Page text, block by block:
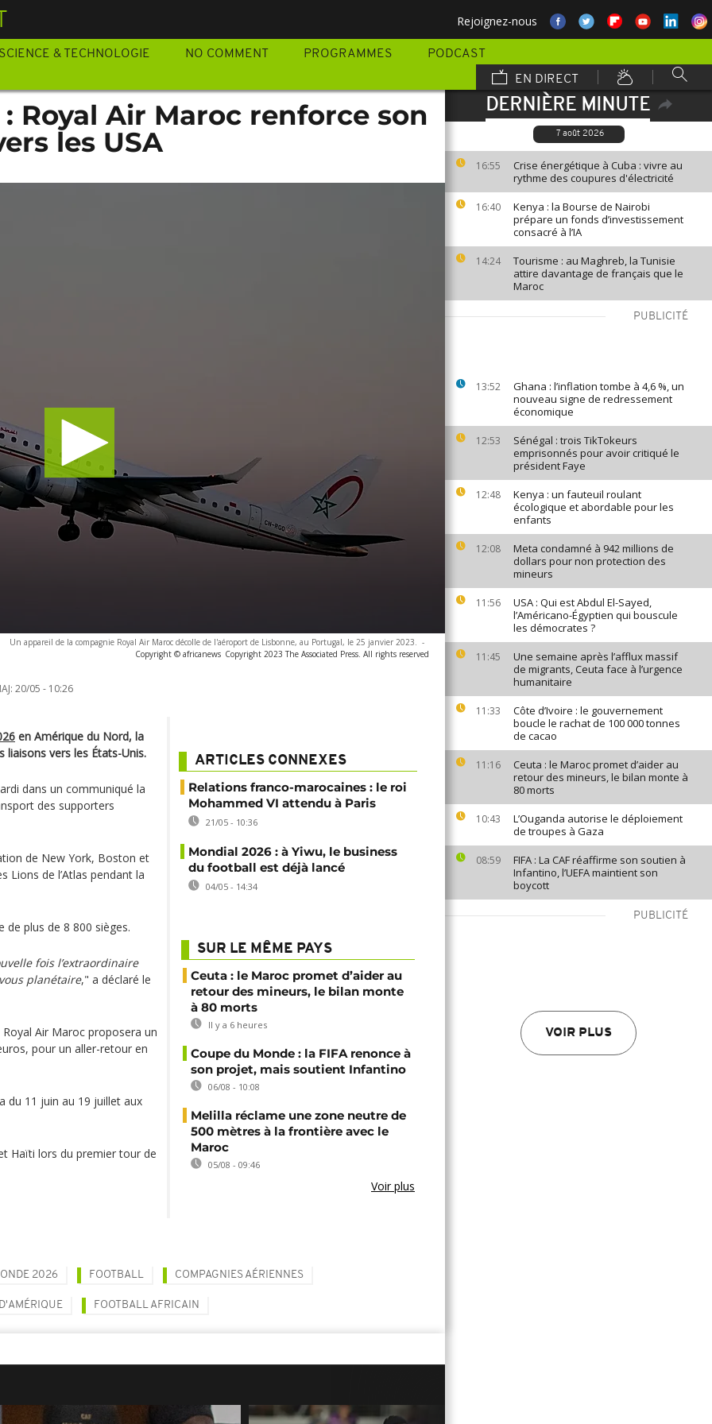
Rejoignez-nous
SCIENCE & TECHNOLOGIE NO COMMENT PROGRAMMES
PODCAST
EN DIRECT
DERNIÈRE MINUTE
7 août 2026
16:55
Crise énergétique à Cuba : vivre au
rythme des coupures d'électricité
16:40
Kenya : la Bourse de Nairobi
prépare un fonds d’investissement
consacré à l’IA
14:24
Tourisme : au Maghreb, la Tunisie
attire davantage de français que le
Maroc
PUBLICITÉ
13:52
Ghana : l’inflation tombe à 4,6 %, un
nouveau signe de redressement
économique
12:53
Sénégal : trois TikTokeurs
emprisonnés pour avoir critiqué le
président Faye
12:48
Kenya : un fauteuil roulant
écologique et abordable pour les
enfants
12:08
Meta condamné à 942 millions de
dollars pour non protection des
mineurs
11:56
USA : Qui est Abdul El-Sayed,
l’Américano-Égyptien qui bouscule
les démocrates ?
11:45
Une semaine après l’afflux massif
de migrants, Ceuta face à l’urgence
humanitaire
11:33
Côte d’Ivoire : le gouvernement
boucle le rachat de 100 000 tonnes
de cacao
11:16
Ceuta : le Maroc promet d’aider au
retour des mineurs, le bilan monte à
80 morts
10:43
L’Ouganda autorise le déploiement
de troupes à Gaza
08:59
FIFA : La CAF réaffirme son soutien à
Infantino, l’UEFA maintient son
boycott
PUBLICITÉ
VOIR PLUS
Royal Air Maroc renforce son
les USA
Un appareil de la compagnie Royal Air Maroc décolle de l'aéroport de Lisbonne, au Portugal, le 25 janvier 2023. -
Copyright © africanews Copyright 2023 The Associated Press. All rights reserved
20/05 - 10:26
en Amérique du Nord, la
liaisons vers les États-Unis.
dans un communiqué la
des supporters
de New York, Boston et
Lions de l’Atlas pendant la
de plus de 8 800 sièges.
fois l’extraordinaire
planétaire," a déclaré le
Air Maroc proposera un
pour un aller-retour en
du 11 juin au 19 juillet aux
Haïti lors du premier tour de
ARTICLES CONNEXES
Relations franco-marocaines : le roi
Mohammed VI attendu à Paris
21/05 - 10:36
Mondial 2026 : à Yiwu, le business
du football est déjà lancé
04/05 - 14:34
SUR LE MÊME PAYS
Ceuta : le Maroc promet d’aider au
retour des mineurs, le bilan monte
à 80 morts
Il y a 6 heures
Coupe du Monde : la FIFA renonce à
son projet, mais soutient Infantino
06/08 - 10:08
Melilla réclame une zone neutre de
500 mètres à la frontière avec le
Maroc
05/08 - 09:46
Voir plus
2026 FOOTBALL COMPAGNIES AÉRIENNES
FOOTBALL AFRICAIN